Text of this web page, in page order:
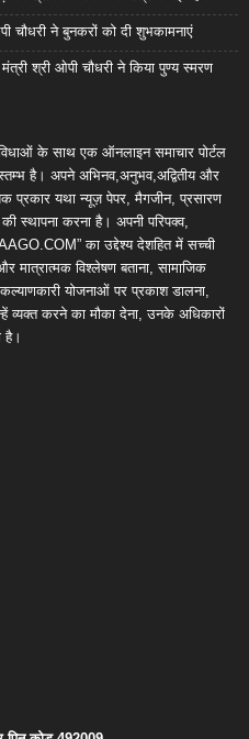
चौधरी ने बुनकरों को दी शुभकामनाएं
मंत्री श्री ओपी चौधरी ने किया पुण्य स्मरण
के साथ एक ऑनलाइन समाचार पोर्टल
है। अपने अभिनव,अनुभव,अद्वितीय और
प्रकार यथा न्यूज़ पेपर, मैगजीन, प्रसारण
स्थापना करना है। अपनी परिपक्व,
का उद्देश्य देशहित में सच्ची
विश्लेषण बताना, सामाजिक
योजनाओं पर प्रकाश डालना,
व्यक्त करने का मौका देना, उनके अधिकारों
है।